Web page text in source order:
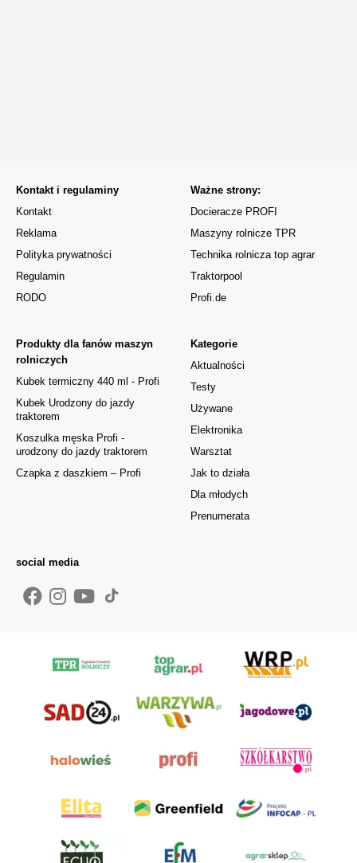
Kontakt i regulaminy
Kontakt
Reklama
Polityka prywatności
Regulamin
RODO
Kategorie
Aktualności
Testy
Używane
Elektronika
Warsztat
Jak to działa
Dla młodych
Prenumerata
Produkty dla fanów maszyn
rolniczych
Kubek termiczny 440 ml - Profi
Kubek Urodzony do jazdy
traktorem
Koszulka męska Profi -
urodzony do jazdy traktorem
Czapka z daszkiem – Profi
Ważne strony:
Docieracze PROFI
Maszyny rolnicze TPR
Technika rolnicza top agrar
Traktorpool
Profi.de
social media